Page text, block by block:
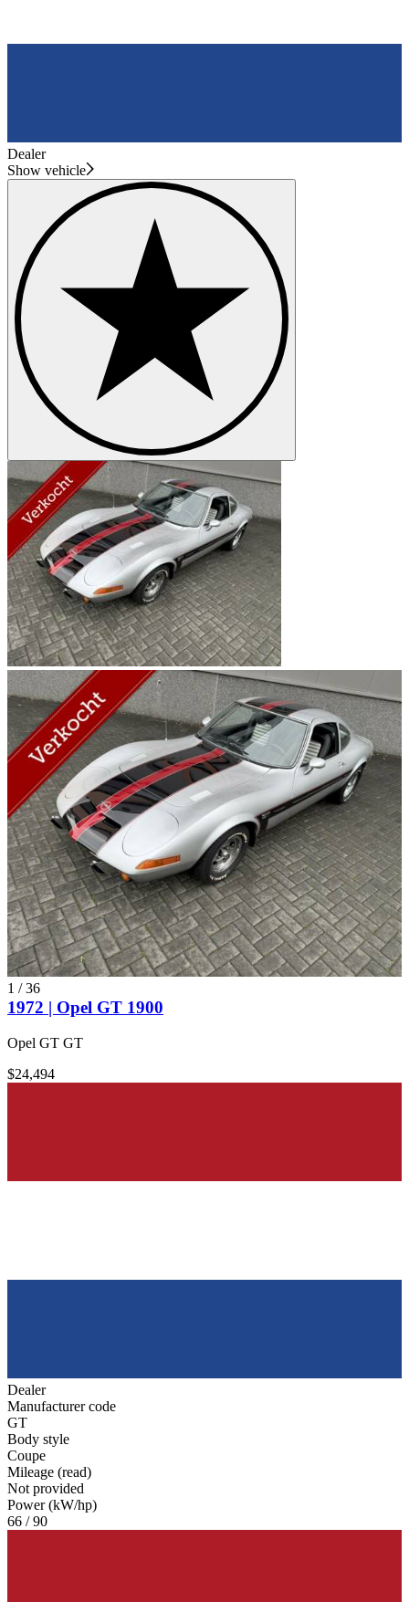
Dealer
Show vehicle
1 /36
1972 | Opel GT 1900
Opel GT GT
$24,494
Dealer
Manufacturer code
GT
Body style
Coupe
Mileage (read)
Not provided
Power (kW/hp)
66 / 90